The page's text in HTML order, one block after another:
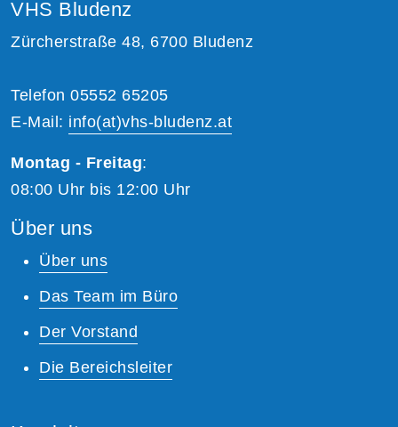
VHS Bludenz
Zürcherstraße 48, 6700 Bludenz
Telefon 05552 65205
E-Mail: info(at)vhs-bludenz.at
Montag - Freitag:
08:00 Uhr bis 12:00 Uhr
Über uns
Über uns
Das Team im Büro
Der Vorstand
Die Bereichsleiter